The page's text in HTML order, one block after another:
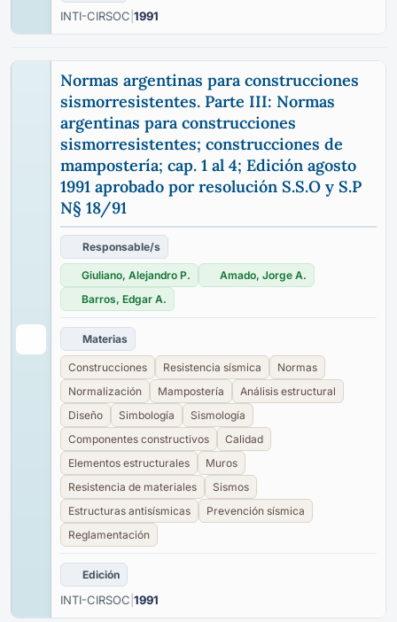
INTI-CIRSOC 1991
Normas argentinas para construcciones
sismorresistentes. Parte III: Normas
argentinas para construcciones
sismorresistentes; construcciones de
mampostería; cap. 1 al 4; Edición agosto
1991 aprobado por resolución S.S.O y S.P
N§ 18/91
Responsable/s
Giuliano, Alejandro P.
Amado, Jorge A.
Barros, Edgar A.
Materias
Construcciones Resistencia sísmica
Normas
Normalización
Mampostería
Análisis estructural
Diseño
Simbología
Sismología
Componentes constructivos
Calidad
Elementos estructurales
Muros
Resistencia de materiales
Sismos
Estructuras antisísmicas
Prevención sísmica
Reglamentación
Edición
INTI-CIRSOC 1991